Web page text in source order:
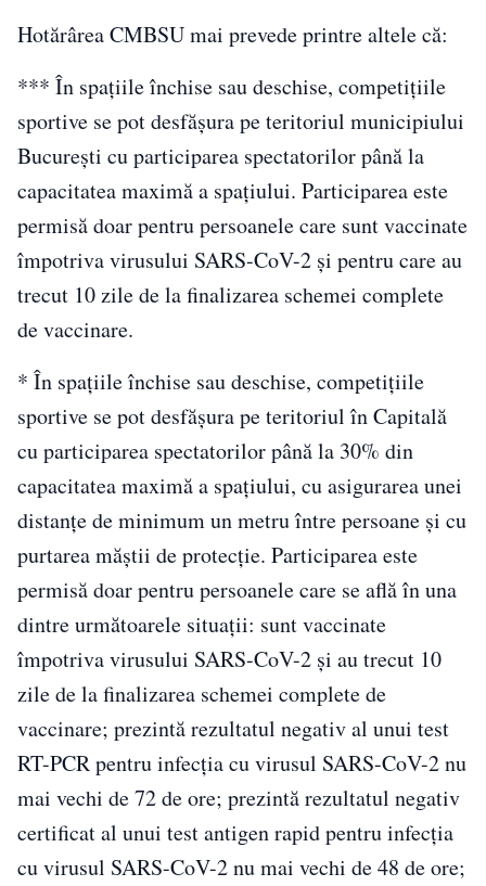
Hotărârea CMBSU mai prevede printre altele că:
*** În spaţiile închise sau deschise, competiţiile
sportive se pot desfăşura pe teritoriul municipiului
Bucureşti cu participarea spectatorilor până la
capacitatea maximă a spaţiului. Participarea este
permisă doar pentru persoanele care sunt vaccinate
împotriva virusului SARS-CoV-2 şi pentru care au
trecut 10 zile de la finalizarea schemei complete
de vaccinare.
* În spaţiile închise sau deschise, competiţiile
sportive se pot desfăşura pe teritoriul în Capitală
cu participarea spectatorilor până la 30% din
capacitatea maximă a spaţiului, cu asigurarea unei
distanţe de minimum un metru între persoane şi cu
purtarea măştii de protecţie. Participarea este
permisă doar pentru persoanele care se află în una
dintre următoarele situaţii: sunt vaccinate
împotriva virusului SARS-CoV-2 şi au trecut 10
zile de la finalizarea schemei complete de
vaccinare; prezintă rezultatul negativ al unui test
RT-PCR pentru infecţia cu virusul SARS-CoV-2 nu
mai vechi de 72 de ore; prezintă rezultatul negativ
certificat al unui test antigen rapid pentru infecţia
cu virusul SARS-CoV-2 nu mai vechi de 48 de ore;